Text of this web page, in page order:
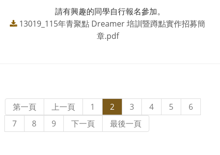
請有興趣的同學自行報名參加。
13019_115年青聚點 Dreamer 培訓暨蹲點實作招募簡
章.pdf
第一頁 上一頁 1 2 3 4 5
6
7
8 9 下一頁 最後一頁